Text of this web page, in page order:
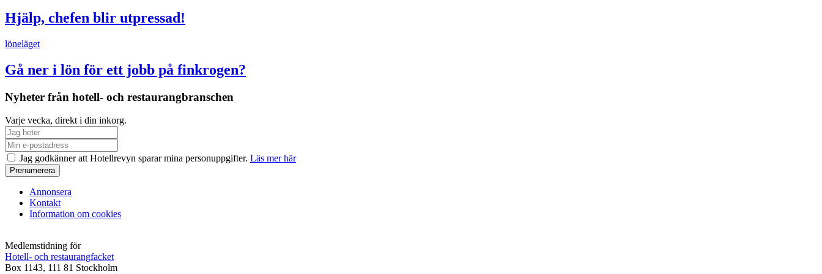
Hjälp, chefen blir utpressad!
löneläget
Gå ner i lön för ett jobb på finkrogen?
Nyheter från hotell- och restaurangbranschen
Varje vecka, direkt i din inkorg.
Jag godkänner att Hotellrevyn sparar mina personuppgifter. Läs mer här
Annonsera
Kontakt
Information om cookies
Medlemstidning för
Hotell- och restaurangfacket
Box 1143, 111 81 Stockholm